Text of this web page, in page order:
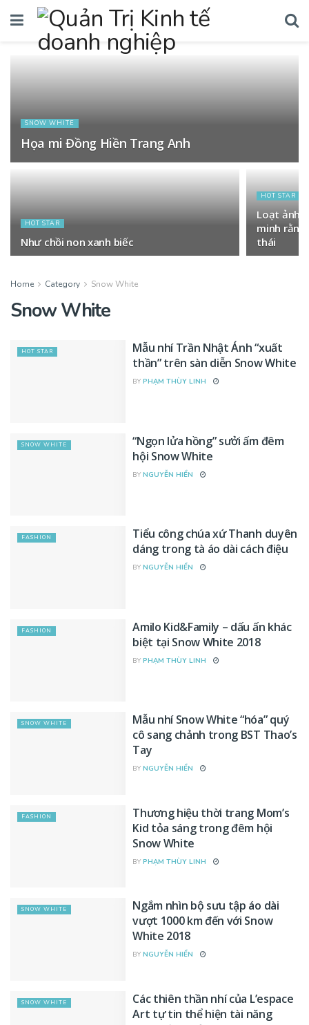
SNOW WHITE
Họa mi Đồng Hiền Trang Anh
HOT STAR
Như chồi non xanh biếc
HOT STAR
Loạt ảnh
minh
thái
Home Category Snow White
Snow White
HOT STAR
Mẫu nhí Trần Nhật Ánh “xuất
thần” trên sàn diễn Snow White
BY PHẠM THÙY LINH
SNOW WHITE
“Ngọn lửa hồng” sưởi ấm đêm
hội Snow White
BY NGUYỄN HIỂN
FASHION
Tiểu công chúa xứ Thanh duyên
dáng trong tà áo dài cách điệu
BY NGUYỄN HIỂN
FASHION
Amilo Kid&Family – dấu ấn khác
biệt tại Snow White 2018
BY PHẠM THÙY LINH
SNOW WHITE
Mẫu nhí Snow White “hóa” quý
cô sang chảnh trong BST Thao’s
Tay
BY NGUYỄN HIỂN
FASHION
Thương hiệu thời trang Mom’s
Kid tỏa sáng trong đêm hội
Snow White
BY PHẠM THÙY LINH
SNOW WHITE
Ngắm nhìn bộ sưu tập áo dài
vượt 1000 km đến với Snow
White 2018
BY NGUYỄN HIỂN
SNOW WHITE
Các thiên thần nhí của L’espace
Art tự tin thể hiện tài năng